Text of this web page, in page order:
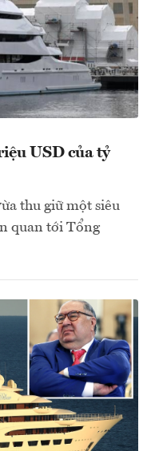
USD của tỷ
thu giữ một siêu
quan tới Tổng